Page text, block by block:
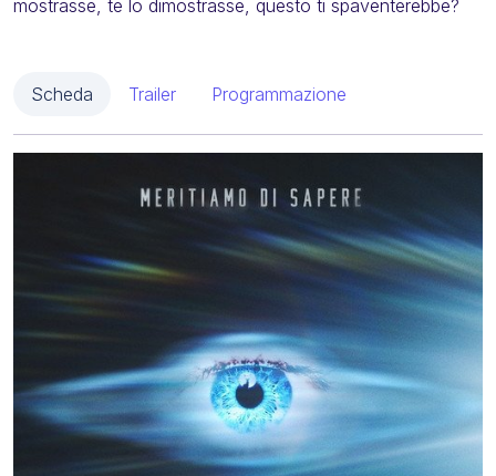
mostrasse, te lo dimostrasse, questo ti spaventerebbe?
Scheda Trailer Programmazione